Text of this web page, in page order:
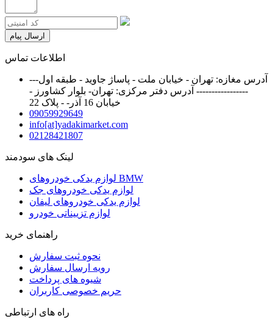
ارسال پیام
اطلاعات تماس
آدرس مغازه: تهران - خیابان ملت - پاساژ جاوید - طبقه اول---
----------------- آدرس دفتر مرکزی: تهران- بلوار کشاورز -
خیابان 16 آذر- - پلاک 22
09059929649
info[at]yadakimarket.com
02128421807
لینک های سودمند
لوازم یدکی خودروهای BMW
لوازم یدکی خودروهای جک
لوازم یدکی خودروهای لیفان
لوازم تزییناتی خودرو
راهنمای خرید
نحوه ثبت سفارش
رویه ارسال سفارش
شیوه های پرداخت
حریم خصوصی کاربران
راه های ارتباطی